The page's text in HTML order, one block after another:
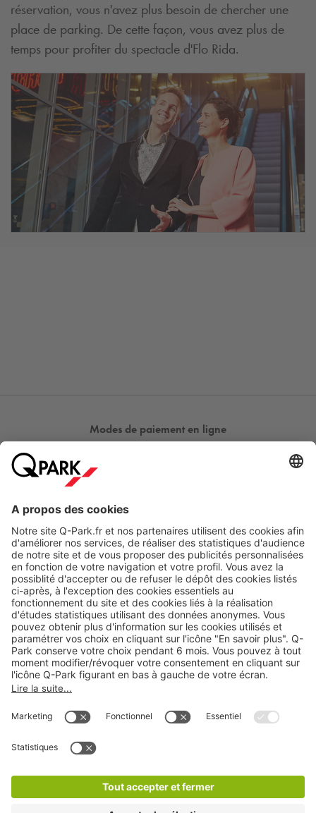
réservation, vous n'avez plus besoin de chercher une
place de parking. De cette façon, vous avez plus de
temps pour profiter du spectacle d'Flo Rida.
Modes de paiement en ligne
A propos
Nos produits
Nos services
CGV
CGU